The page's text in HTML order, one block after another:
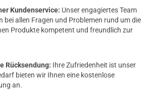
Kundenservice: Unser engagiertes Team
bei allen Fragen und Problemen rund um die
Produkte kompetent und freundlich zur
Rücksendung: Ihre Zufriedenheit ist unser
bieten wir Ihnen eine kostenlose
an.